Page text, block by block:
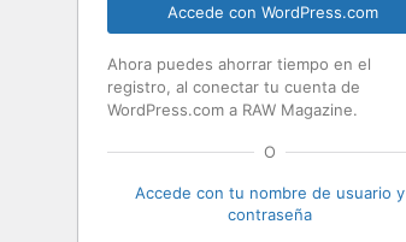
Accede con WordPress.com
Ahora puedes ahorrar tiempo en el
registro, al conectar tu cuenta de
WordPress.com a RAW Magazine.
O
Accede con tu nombre de usuario y
contraseña